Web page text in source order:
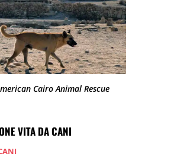
Cairo Animal Rescue
VITA DA CANI